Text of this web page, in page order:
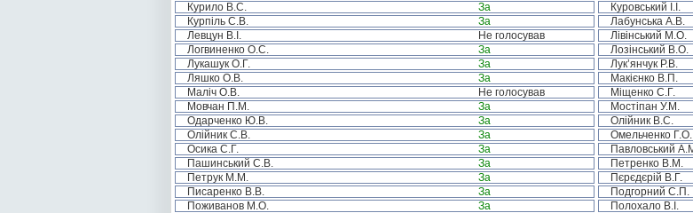
Курило В.С.
За Куровський І.І.
Курпіль С.В.
За Лабунська А.В.
Левцун В.І.
Не голосував Лівінський М.О.
Логвиненко О.С.
За Лозінський В.О.
Лукашук О.Г.
За Лук’янчук Р.В.
Ляшко О.В.
За Макієнко В.П.
Маліч О.В.
Не голосував Міщенко С.Г.
Мовчан П.М.
За Мостіпан У.М.
Одарченко Ю.В.
За Олійник В.С.
Олійник С.В.
За Омельченко Г.О.
Осика С.Г.
За Павловський
Пашинський С.В.
За Петренко В.М.
Петрук М.М.
За Пєрєдєрій В.Г.
Писаренко В.В.
За Подгорний С.П.
Поживанов М.О.
За Полохало В.І.